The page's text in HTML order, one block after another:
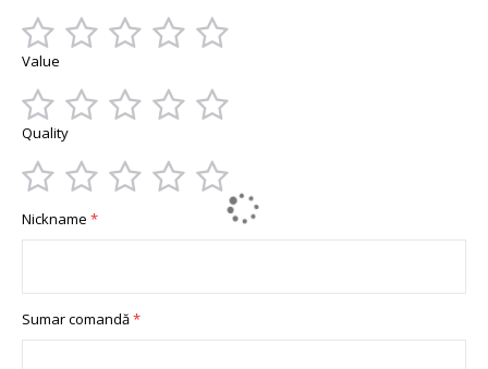
1
2
3
4
5
Value
1
2
3
4
5
Quality
star
stars
stars
stars
stars
Nickname
Sumar comandă